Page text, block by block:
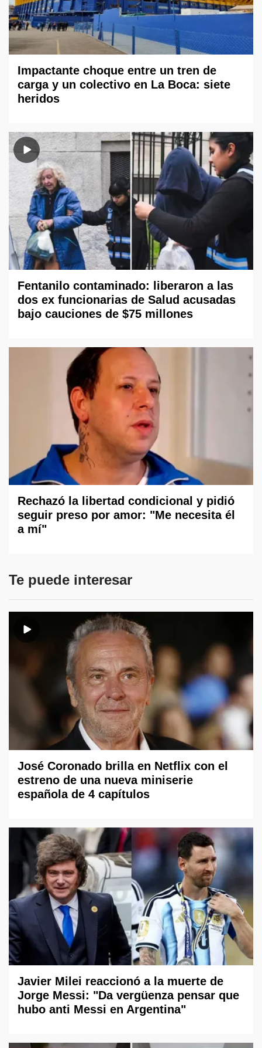
Impactante choque entre un tren de
carga y un colectivo en La Boca: siete
heridos
Fentanilo contaminado: liberaron a las
dos ex funcionarias de Salud acusadas
bajo cauciones de $75 millones
Rechazó la libertad condicional y pidió
seguir preso por amor: "Me necesita él
a mí"
Te puede interesar
José Coronado brilla en Netflix con el
estreno de una nueva miniserie
española de 4 capítulos
Javier Milei reaccionó a la muerte de
Jorge Messi: "Da vergüenza pensar que
hubo anti Messi en Argentina"